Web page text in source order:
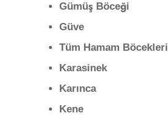
Gümüş Böceği
Güve
Tüm Hamam Böcekleri
Karasinek
Karınca
Kene